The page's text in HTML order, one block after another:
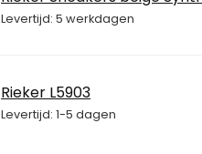
Levertijd: 5 werkdagen
Rieker L5903
Levertijd: 1-5 dagen